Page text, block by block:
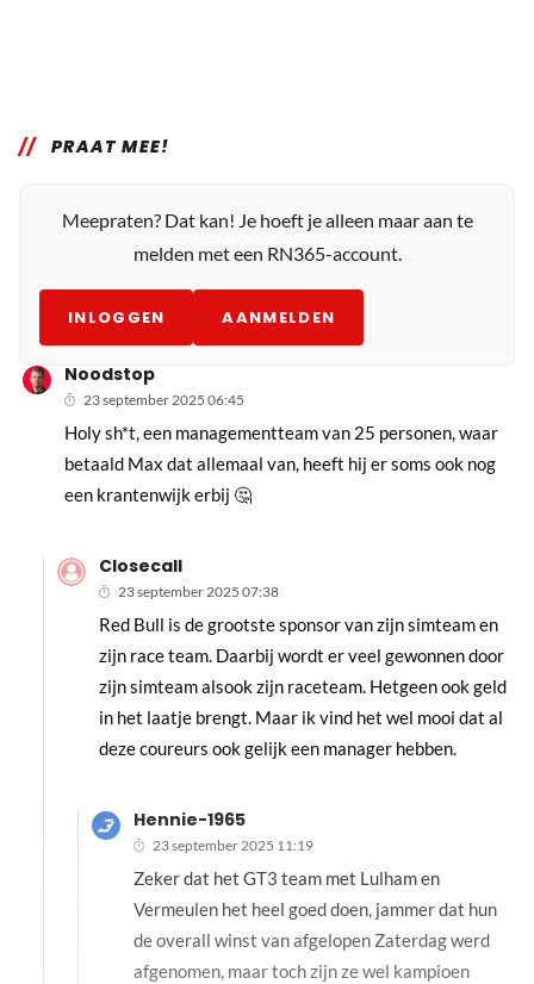
PRAAT MEE!
Meepraten? Dat kan! Je hoeft je alleen maar aan te
melden met een RN365-account.
INLOGGEN AANMELDEN
Noodstop
23 september 2025 06:45
Holy sh*t, een managementteam van 25 personen, waar
betaald Max dat allemaal van, heeft hij er soms ook nog
een krantenwijk erbij 🤔
Closecall
23 september 2025 07:38
Red Bull is de grootste sponsor van zijn simteam en
zijn race team. Daarbij wordt er veel gewonnen door
zijn simteam alsook zijn raceteam. Hetgeen ook geld
in het laatje brengt. Maar ik vind het wel mooi dat al
deze coureurs ook gelijk een manager hebben.
Hennie-1965
23 september 2025 11:19
Zeker dat het GT3 team met Lulham en
Vermeulen het heel goed doen, jammer dat hun
de overall winst van afgelopen Zaterdag werd
afgenomen, maar toch zijn ze wel kampioen